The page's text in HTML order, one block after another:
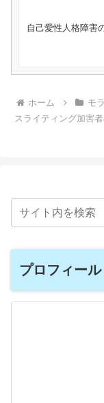
自己愛性人格障害
ホーム モ
スライティング加害
プロフィール